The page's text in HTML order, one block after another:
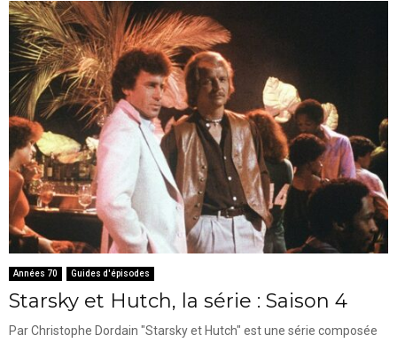
Années 70 Guides d'épisodes
Starsky et Hutch, la série : Saison 4
Par Christophe Dordain "Starsky et Hutch" est une série composée